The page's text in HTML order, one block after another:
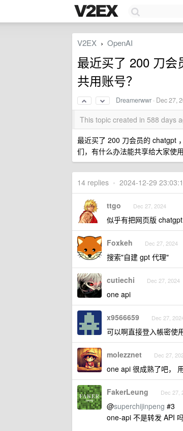
V2EX › OpenAI
最近买了 200 刀
共用账号？
Dreamerwwr · Dec 27,
This topic created in 588 days
最近买了 200 刀会员的 chatgpt
们，有什么办法能共享给大家使
14 replies • 2024-12-29
ttgo Dec 27, 2024
似乎有把网页版
Foxkeh Dec 27, 2024
搜索"自建 gpt 代理"
cutiechi Dec 27, 2024
one api
x9566659 Dec 27,
可以啊直接登入帳密使
molezznet Dec 27,
one api 很成熟了吧，
FakerLeung Dec 27,
@superchijinpeng #3
one-api 不是转发 API